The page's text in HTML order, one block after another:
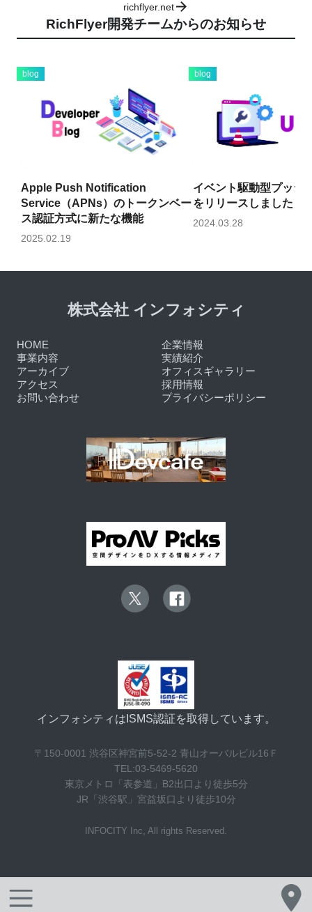
RichFlyer開発チームからのお知らせ
richflyer.net
blog
Apple Push Notification
Service（APNs）のトークンベー
ス認証方式に新たな機能
2025.02.19
blog
イベント駆動型プッシ
をリリースしました！
2024.03.28
株式会社 インフォシティ
HOME
企業情報
事業内容
実績紹介
アーカイブ
オフィスギャラリー
アクセス
採用情報
お問い合わせ
プライバシーポリシー
インフォシティはISMS認証を取得しています。
〒150-0001 渋谷区神宮前5-52-2 青山オーバルビル16Ｆ
TEL:03-5469-5620
東京メトロ「表参道」B2出口より徒歩5分
JR「渋谷駅」宮益坂口より徒歩10分
INFOCITY Inc, All rights Reserved.